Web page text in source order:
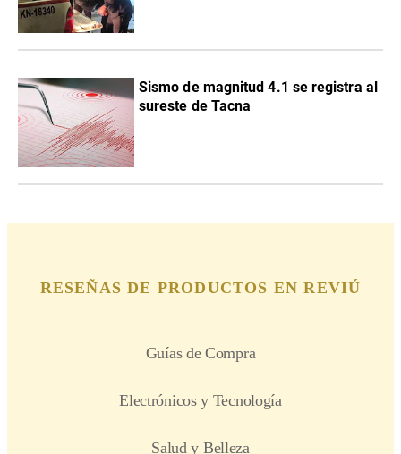
Sismo de magnitud 4.1 se registra al
sureste de Tacna